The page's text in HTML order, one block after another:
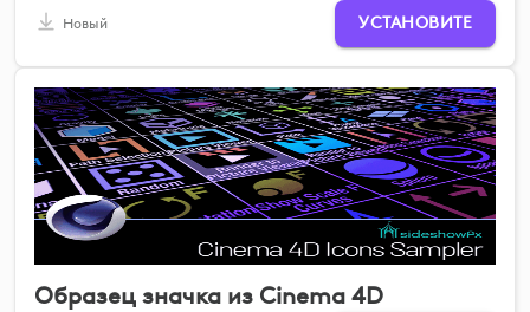
Новый УСТАНОВИТЕ
Образец значка из Cinema 4D